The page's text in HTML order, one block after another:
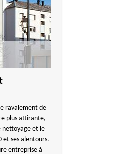
ravalement de
plus attirante,
nettoyage et le
et ses alentours.
entreprise à